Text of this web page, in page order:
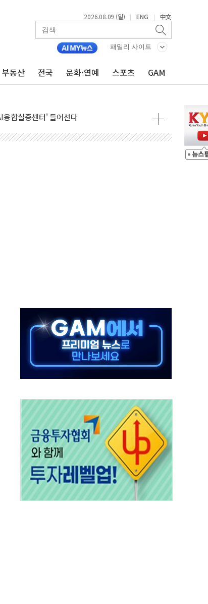
2026.08.09 (일) | ENG | 中文
패밀리 사이트
부동산 전국 문화·연예 스포츠 GAM
…작업자 1명 숨져
채 발견...경찰, 조사 중
차 선두 유지...金 46.01% vs 鄭 44.53%
구속…범행 후 반려견도 죽여
래에 승리…金 48.54% vs 鄭 44.40%
민석 47.37% 정청래 45.71% 송영길 6.92%
청래 47.82% 김민석 46.35% 송영길 5.83%
민석 50.30% 정청래 41.94% 송영길 7.76%
맞이…"마음 잇는 시간 되길"
되나…재상고 앞두고 막판 셈법
' 전달
육요원 최대 33% 감축
대폭 감소한 9.4%↓…유통업계 양극화 심화
롬비아 대통령 취임식 참석
강한 비...호우 피해 없어
"청년 우롱 기괴" vs 與 "송구한 해프닝"